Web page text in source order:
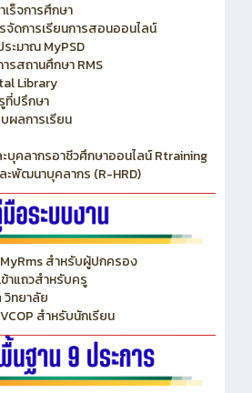
ร็จการศึกษา
จัดการเรียนการสอนออนไลน์
ะมาณ MyPSD
รสถานศึกษา RMS
Library
ที่ปรึกษา
ผลการเรียน
คลากรอาชีวศึกษาออนไลน์ Rtraining
ะพัฒนาบุคลากร (R-HRD)
MyRms สำหรับผู้ปกครอง
ข้าแถวสำหรับครู
วิทยาลัย
สำหรับนักเรียน